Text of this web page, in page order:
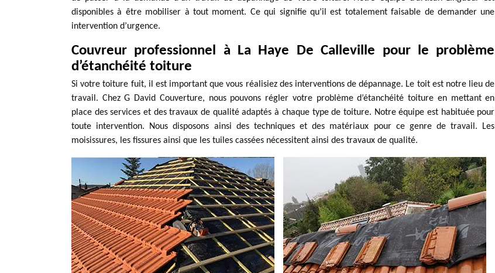
disponibles à être mobiliser à tout moment. Ce qui signifie qu’il est totalement faisable de demander une
intervention d’urgence.
Couvreur professionnel à La Haye De Calleville pour le problème
d’étanchéité toiture
Si votre toiture fuit, il est important que vous réalisiez des interventions de dépannage. Le toit est notre lieu de
travail. Chez G David Couverture, nous pouvons régler votre problème d’étanchéité toiture en mettant en
place des services et des travaux de qualité adaptés à chaque type de toiture. Notre équipe est habituée pour
toute intervention. Nous disposons ainsi des techniques et des matériaux pour ce genre de travail. Les
moisissures, les fissures ainsi que les tuiles cassées nécessitent ainsi des travaux de qualité.